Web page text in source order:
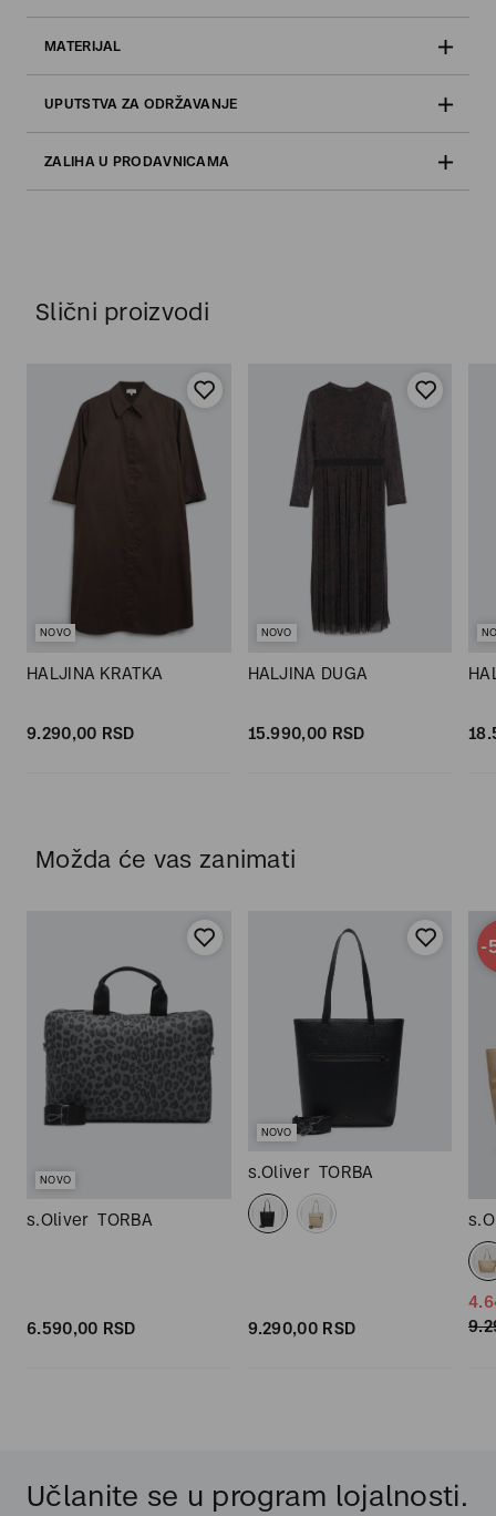
MATERIJAL
UPUTSTVA ZA ODRŽAVANJE
ZALIHA U PRODAVNICAMA
Slični proizvodi
NOVO
HALJINA KRATKA
9.290,00 RSD
NOVO
HALJINA DUGA
15.990,00 RSD
Možda će vas zanimati
NOVO
s.Oliver TORBA
6.590,00 RSD
NOVO
s.Oliver TORBA
9.290,00 RSD
-
Učlanite se u program lojalnosti.